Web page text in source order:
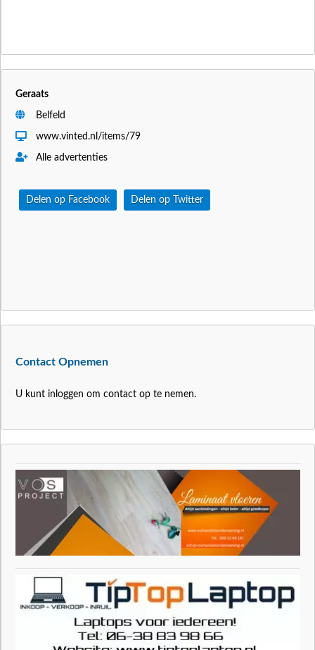
Geraats
Belfeld
www.vinted.nl/items/79
Alle advertenties
Delen op Facebook Delen op Twitter
Contact Opnemen
U kunt inloggen om contact op te nemen.